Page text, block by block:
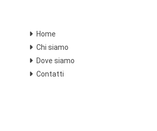
Home
Chi siamo
Dove siamo
Contatti